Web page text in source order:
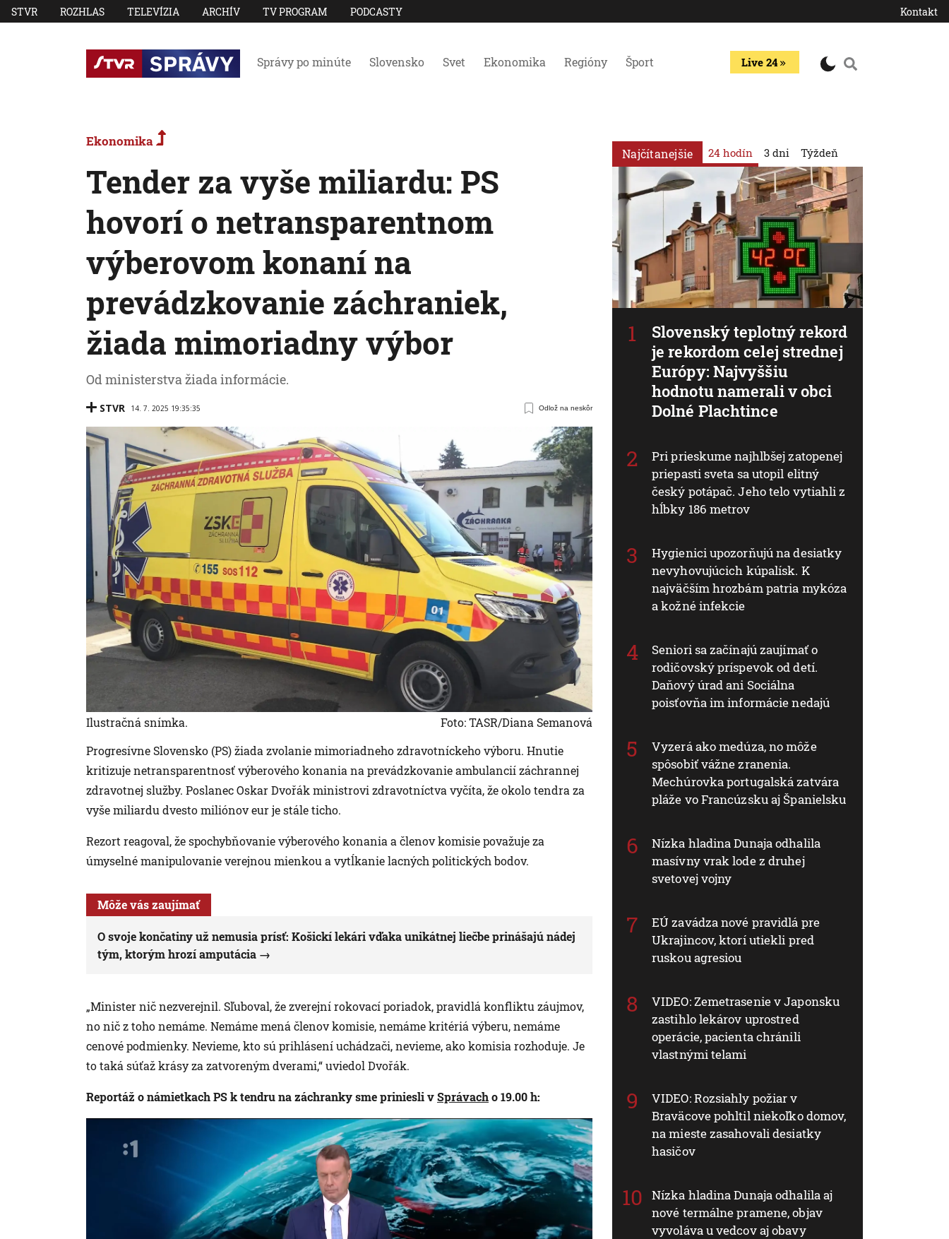
STVR ROZHLAS TELEVÍZIA ARCHÍV TV PROGRAM PODCASTY Kontakt
Správy po minúte Slovensko Svet Ekonomika Regióny Šport Live 24
Ekonomika
Tender za vyše miliardu: PS
hovorí o netransparentnom
výberovom konaní na
prevádzkovanie záchraniek,
žiada mimoriadny výbor
Od ministerstva žiada informácie.
STVR 14. 7. 2025 19:35:35 Odlož na neskôr
Ilustračná snímka.
Foto: TASR/Diana Semanová
Progresívne Slovensko (PS) žiada zvolanie mimoriadneho zdravotníckeho výboru. Hnutie
kritizuje netransparentnosť výberového konania na prevádzkovanie ambulancií záchrannej
zdravotnej služby. Poslanec Oskar Dvořák ministrovi zdravotníctva vyčíta, že okolo tendra za
vyše miliardu dvesto miliónov eur je stále ticho.
Rezort reagoval, že spochybňovanie výberového konania a členov komisie považuje za
úmyselné manipulovanie verejnou mienkou a vytĺkanie lacných politických bodov.
Môže vás zaujímať
O svoje končatiny už nemusia prísť: Košickí lekári vďaka unikátnej liečbe prinášajú nádej
tým, ktorým hrozí amputácia
„Minister nič nezverejnil. Sľuboval, že zverejní rokovací poriadok, pravidlá konfliktu záujmov,
no nič z toho nemáme. Nemáme mená členov komisie, nemáme kritériá výberu, nemáme
cenové podmienky. Nevieme, kto sú prihlásení uchádzači, nevieme, ako komisia rozhoduje. Je
to taká súťaž krásy za zatvoreným dverami,“ uviedol Dvořák.
Reportáž o námietkach PS k tendru na záchranky sme priniesli vSprávacho 19.00 h:
Najčítanejšie 24 hodín
Slovenský teplotný rekord
je rekordom celej strednej
Európy: Najvyššiu
hodnotu namerali v obci
Dolné Plachtince
Pri prieskume najhlbšej zatopenej
priepasti sveta sa utopil elitný
český potápač. Jeho telo vytiahli z
hĺbky 186 metrov
Hygienici upozorňujú na desiatky
nevyhovujúcich kúpalísk. K
najväčším hrozbám patria mykóza
a kožné infekcie
Seniori sa začínajú zaujímať o
rodičovský príspevok od detí.
Daňový úrad ani Sociálna
poisťovňa im informácie nedajú
Vyzerá ako medúza, no môže
spôsobiť vážne zranenia.
Mechúrovka portugalská zatvára
pláže vo Francúzsku aj Španielsku
Nízka hladina Dunaja odhalila
masívny vrak lode z druhej
svetovej vojny
EÚ zavádza nové pravidlá pre
Ukrajincov, ktorí utiekli pred
ruskou agresiou
VIDEO: Zemetrasenie v Japonsku
zastihlo lekárov uprostred
operácie, pacienta chránili
vlastnými telami
VIDEO: Rozsiahly požiar v
Braväcove pohltil niekoľko domov,
na mieste zasahovali desiatky
hasičov
Nízka hladina Dunaja odhalila aj
nové termálne pramene, objav
vyvoláva u vedcov aj obavy
3 dni Týždeň